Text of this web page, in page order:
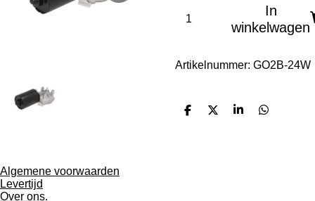
In
winkelwagen
Artikelnummer: GO2B-24W
D
D
S
D
Algemene voorwaarden
Levertijd
Over ons.